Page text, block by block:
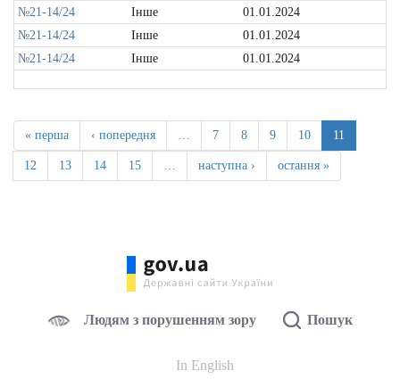
№21-14/24
Інше
01.01.2024
№21-14/24
Інше
01.01.2024
№21-14/24
Інше 01.01.2024
« перша ‹ попередня … 7 8 9 10 11
12 13 14 15 … наступна › остання »
Людям з порушенням зору Пошук
In English